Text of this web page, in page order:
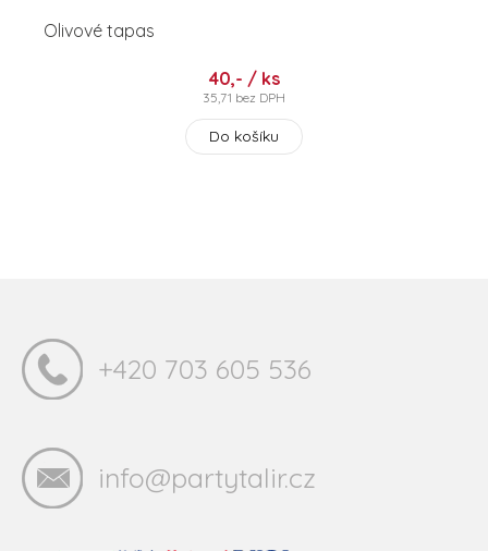
Olivové tapas
40,- / ks
35,71 bez DPH
Do košíku
+420 703 605 536
info@partytalir.cz